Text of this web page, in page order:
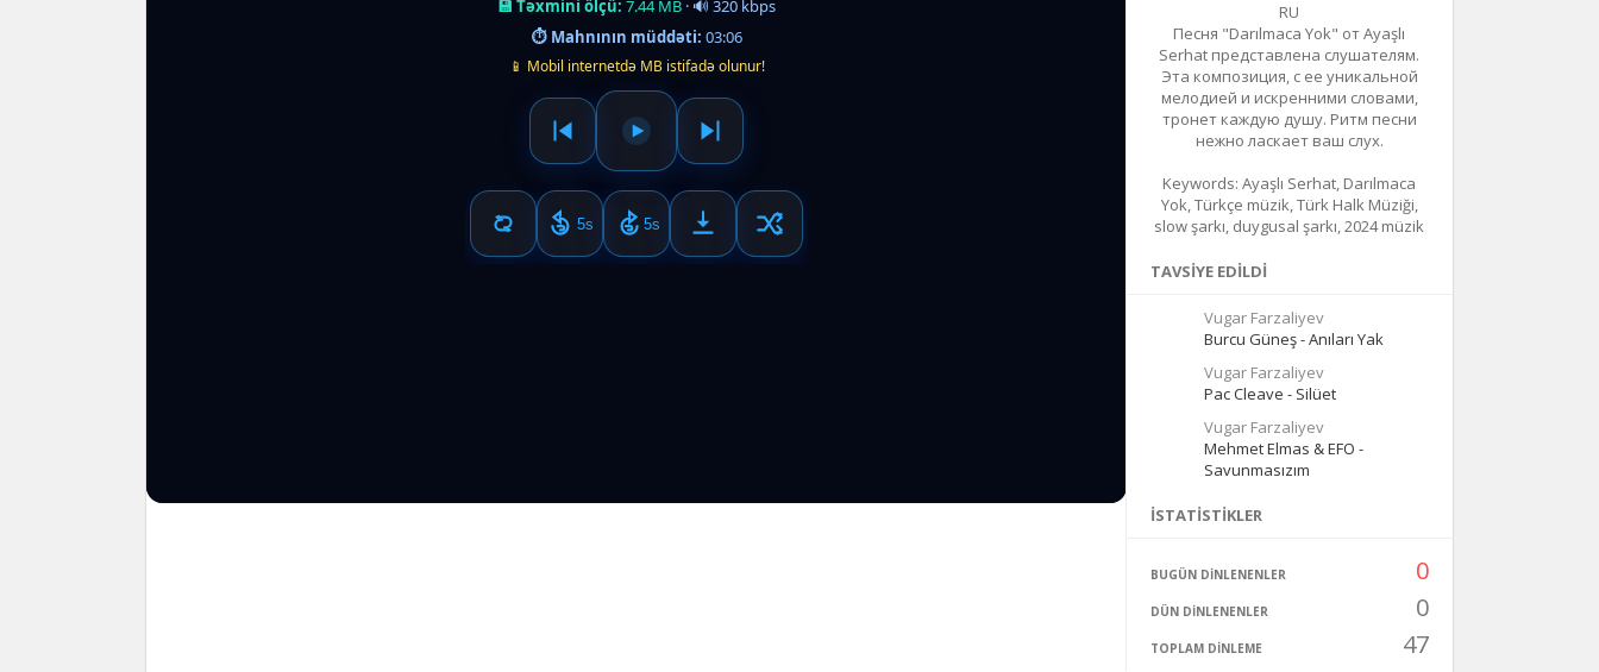
RU
Песня "Darılmaca Yok" от Ayaşlı
Serhat представлена слушателям.
Эта композиция, с ее уникальной
мелодией и искренними словами,
тронет каждую душу. Ритм песни
нежно ласкает ваш слух.
Keywords: Ayaşlı Serhat, Darılmaca
Yok, Türkçe müzik, Türk Halk Müziği,
slow şarkı, duygusal şarkı, 2024 müzik
TAVSIYE EDILDI
Vugar Farzaliyev
Burcu Güneş - Anıları Yak
Vugar Farzaliyev
Pac Cleave - Silüet
Vugar Farzaliyev
Mehmet Elmas & EFO -
Savunmasızım
İSTATISTIKLER
BUGÜN DINLENENLER 0
DÜN DINLENENLER 0
TOPLAM DINLEME 47